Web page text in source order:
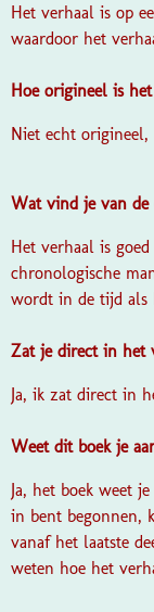
Het verhaal is op
waardoor het
Hoe origineel is
Niet echt
Wat vind je van de
Het verhaal is
chronologische
wordt in de tijd als
Zat je direct in het
Ja, ik zat direct in
Weet dit boek je
Ja, het boek weet
in bent begonnen,
vanaf het laatste
weten hoe het